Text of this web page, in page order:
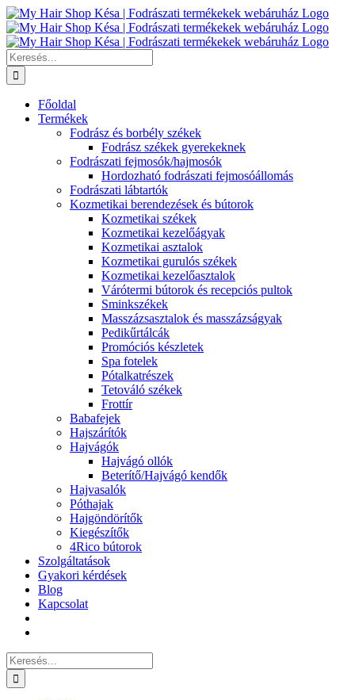
Kihagyás
Keresés...
Főoldal
Termékek
Fodrász és borbély székek
Fodrász székek gyerekeknek
Fodrászati fejmosók/hajmosók
Hordozható fodrászati fejmosóállomás
Fodrászati lábtartók
Kozmetikai berendezések és bútorok
Kozmetikai székek
Kozmetikai kezelőágyak
Kozmetikai asztalok
Kozmetikai gurulós székek
Kozmetikai kezelőasztalok
Várótermi bútorok és recepciós pultok
Sminkszékek
Masszázsasztalok és masszázságyak
Pedikűrtálcák
Promóciós készletek
Spa fotelek
Pótalkatrészek
Tetováló székek
Frottír
Babafejek
Hajszárítók
Hajvágók
Hajvágó ollók
Beterítő/Hajvágó kendők
Hajvasalók
Póthajak
Hajgöndörítők
Kiegészítők
4Rico bútorok
Szolgáltatások
Gyakori kérdések
Blog
Kapcsolat
Keresés...